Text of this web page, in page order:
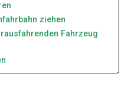
ziehen
Fahrzeug